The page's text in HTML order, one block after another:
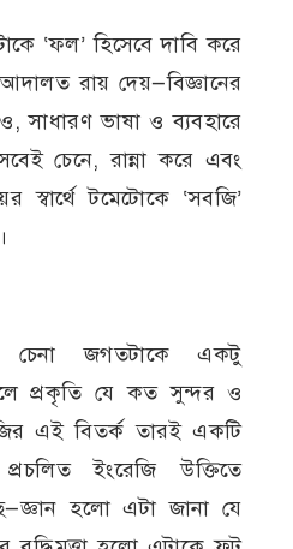
‘ফল’ হিসেবে দাবি করে
রায় দেয়—বিজ্ঞানের
সাধারণ ভাষা ও ব্যবহারে
চেনে, রান্না করে এবং
স্বার্থে টমেটোকে ‘সবজি’
চেনা জগতটাকে একটু
প্রকৃতি যে কত সুন্দর ও
এই বিতর্ক তারই একটি
ইংরেজি উক্তিতে
হলো এটা জানা যে